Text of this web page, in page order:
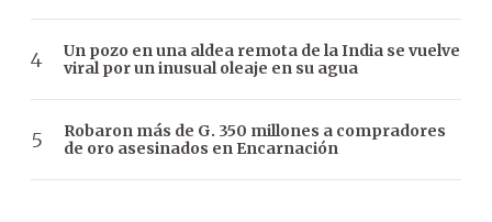
Un pozo en una aldea remota de la India se vuelve
viral por un inusual oleaje en su agua
Robaron más de G. 350 millones a compradores
de oro asesinados en Encarnación